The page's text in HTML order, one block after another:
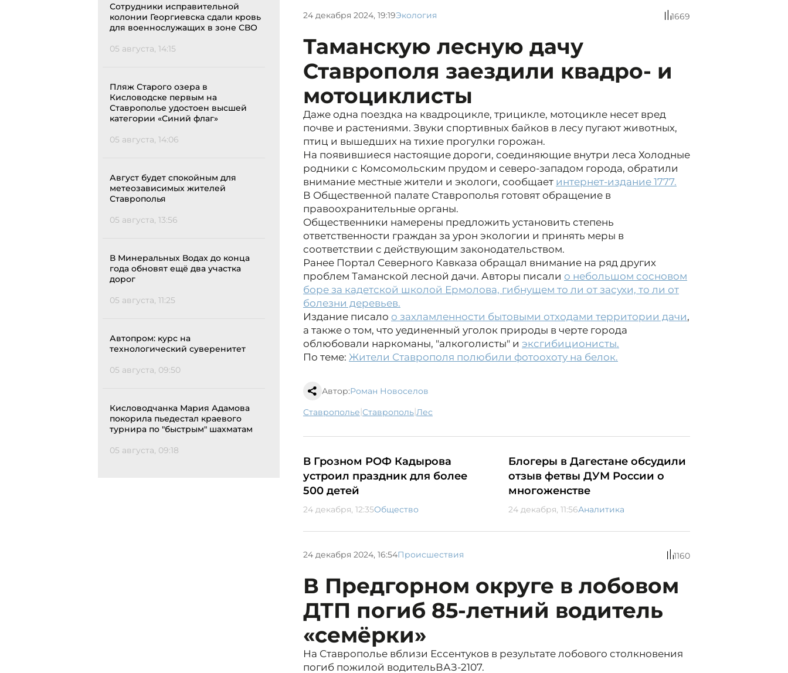
Сотрудники исправительной
колонии Георгиевска сдали кровь
для военнослужащих в зоне СВО
05 августа, 14:15
Пляж Старого озера в
Кисловодске первым на
Ставрополье удостоен высшей
категории «Синий флаг»
05 августа, 14:06
Август будет спокойным для
метеозависимых жителей
Ставрополья
05 августа, 13:56
В Минеральных Водах до конца
года обновят ещё два участка
дорог
05 августа, 11:25
Автопром: курс на
технологический суверенитет
05 августа, 09:50
Кисловодчанка Мария Адамова
покорила пьедестал краевого
турнира по "быстрым" шахматам
05 августа, 09:18
24 декабря 2024, 19:19Экология 1669
Таманскую лесную дачу
Ставрополя заездили квадро- и
мотоциклисты
Даже одна поездка на квадроцикле, трицикле, мотоцикле несет вред
почве и растениями. Звуки спортивных байков в лесу пугают животных,
птиц и вышедших на тихие прогулки горожан.
На появившиеся настоящие дороги, соединяющие внутри леса Холодные
родники с Комсомольским прудом и северо-западом города, обратили
внимание местные жители и экологи, сообщает интернет-издание 1777.
В Общественной палате Ставрополья готовят обращение в
правоохранительные органы.
Общественники намерены предложить установить степень
ответственности граждан за урон экологии и принять меры в
соответствии с действующим законодательством.
Ранее Портал Северного Кавказа обращал внимание на ряд других
проблем Таманской лесной дачи. Авторы писали о небольшом сосновом
боре за кадетской школой Ермолова, гибнущем то ли от засухи, то ли от
болезни деревьев.
Издание писало о захламленности бытовыми отходами территории дачи,
а также о том, что уединенный уголок природы в черте города
облюбовали наркоманы, "алкоголисты" и эксгибиционисты.
По теме: Жители Ставрополя полюбили фотоохоту на белок.
Автор:Роман Новоселов
Ставрополье| Ставрополь| лес
В Грозном РОФ Кадырова
устроил праздник для более
500 детей
24 декабря, 12:35Общество
Блогеры в Дагестане обсудили
отзыв фетвы ДУМ России о
многоженстве
24 декабря, 11:56Аналитика
24 декабря 2024, 16:54Происшествия 1160
В Предгорном округе в лобовом
ДТП погиб 85-летний водитель
«семёрки»
На Ставрополье вблизи Ессентуков в результате лобового столкновения
погиб пожилой водительВАЗ-2107.